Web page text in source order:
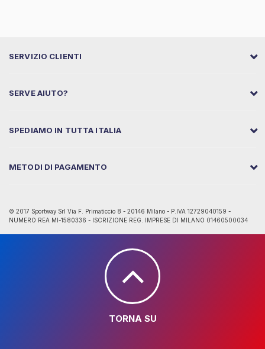
SERVIZIO CLIENTI
SERVE AIUTO?
SPEDIAMO IN TUTTA ITALIA
METODI DI PAGAMENTO
© 2017 Sportway Srl Via F. Primaticcio 8 - 20146 Milano - P.IVA 12729040159 -
NUMERO REA MI-1580336 - ISCRIZIONE REG. IMPRESE DI MILANO 01460500034
TORNA SU